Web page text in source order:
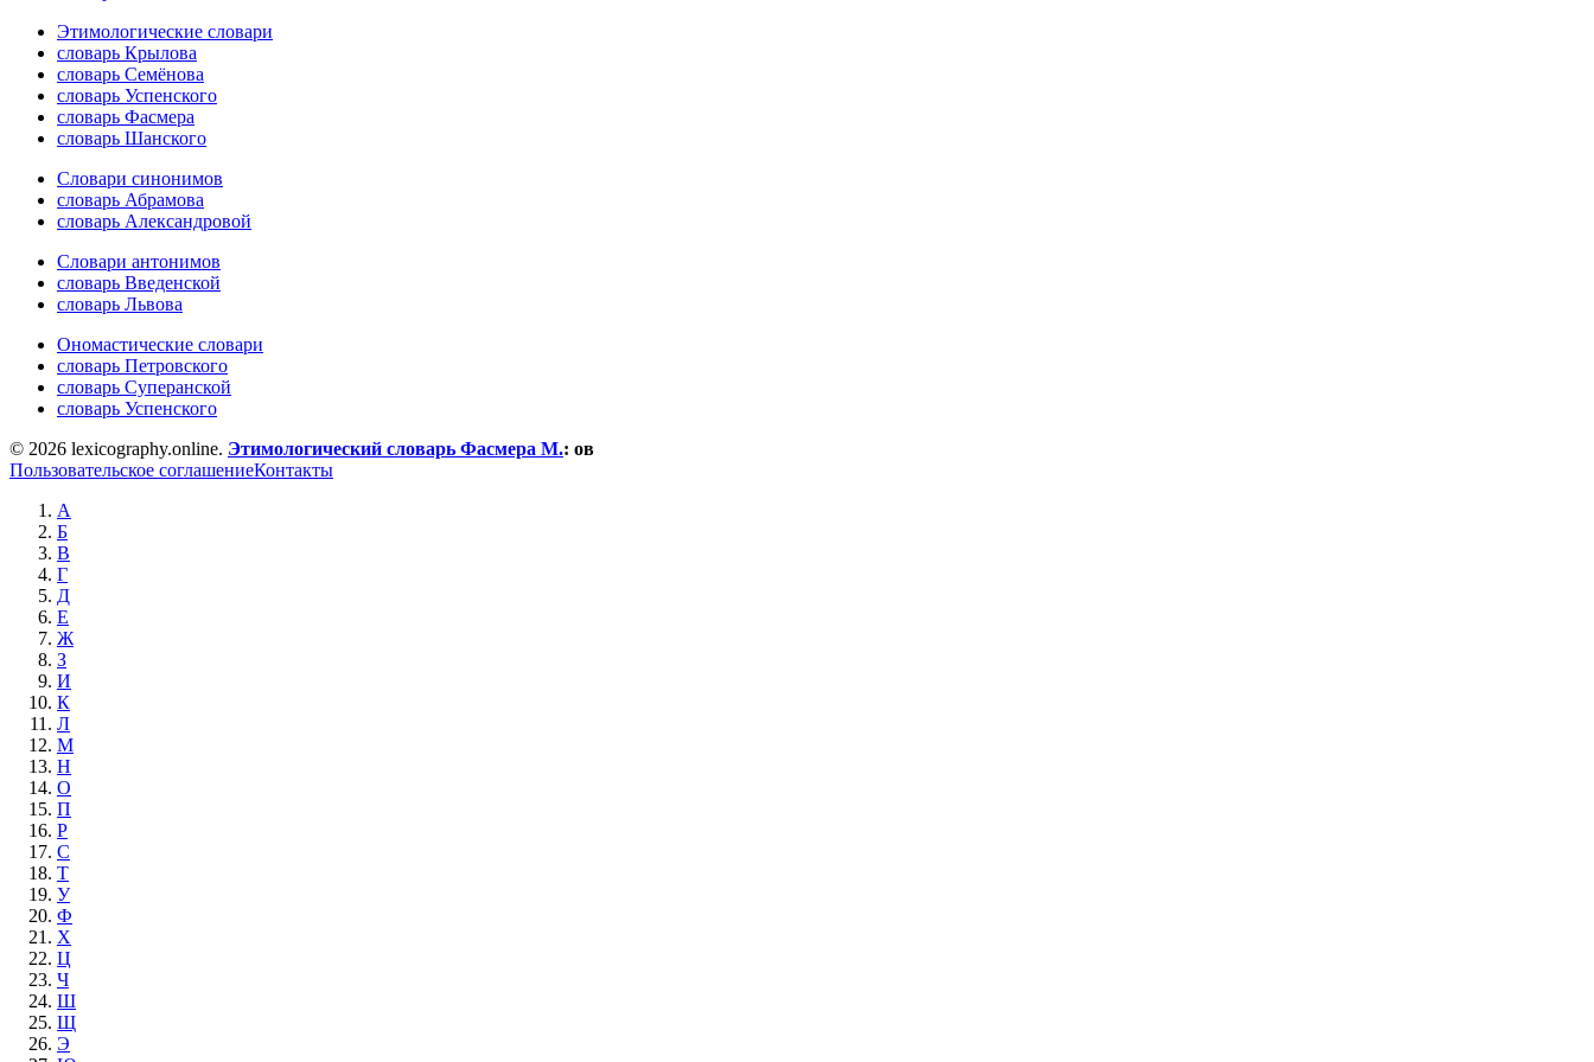
Этимологические словари
словарь Крылова
словарь Семёнова
словарь Успенского
словарь Фасмера
словарь Шанского
Словари синонимов
словарь Абрамова
словарь Александровой
Словари антонимов
словарь Введенской
словарь Львова
Ономастические словари
словарь Петровского
словарь Суперанской
словарь Успенского
© 2026 lexicography.online. Этимологический словарь Фасмера М.: ов
Пользовательское соглашениеКонтакты
А
Б
В
Г
Д
Е
Ж
З
И
К
Л
М
Н
О
П
Р
С
Т
У
Ф
Х
Ц
Ч
Ш
Щ
Э